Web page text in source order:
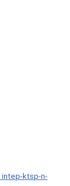
intep-ktsp-n-